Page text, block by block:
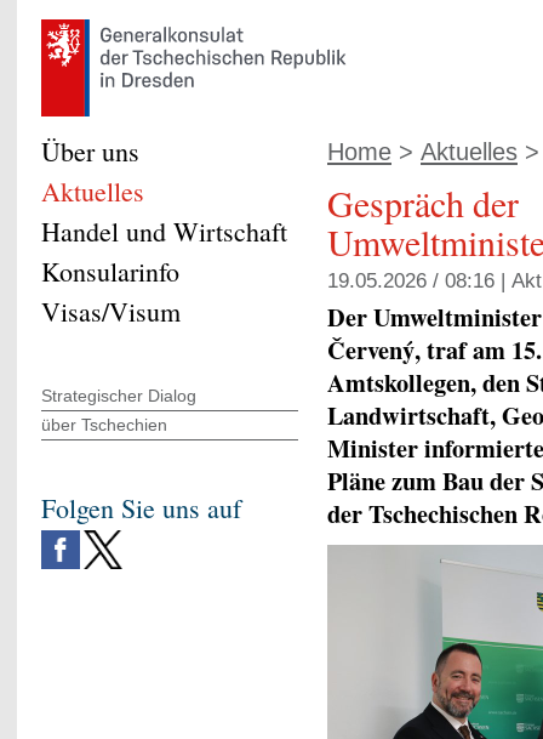
Home > Aktuelles
Gespräch der
19.05.2026 / 08:16 |
Der
Červený, traf am
Amtskollegen, den
Landwirtschaft,
Minister informierte
Pläne zum Bau der
der Tschechischen
Über uns
Aktuelles
Handel und Wirtschaft
Konsularinfo
Visas/Visum
Strategischer Dialog
über Tschechien
Folgen Sie uns auf